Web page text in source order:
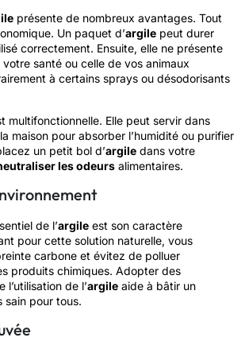
présente de nombreux avantages. Tout
Un paquet d’argile peut durer
correctement. Ensuite, elle ne présente
santé ou celle de vos animaux
à certains sprays ou désodorisants
multifonctionnelle. Elle peut servir dans
maison pour absorber l’humidité ou purifier
un petit bol d’argile dans votre
les odeurs alimentaires.
de l’argile est son caractère
pour cette solution naturelle, vous
carbone et évitez de polluer
produits chimiques. Adopter des
l’utilisation de l’argile aide à bâtir un
sain pour tous.